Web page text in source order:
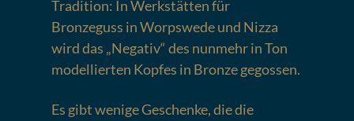
Tradition: In Werkstätten für
Bronzeguss in Worpswede und Nizza
wird das „Negativ“ des nunmehr in Ton
modellierten Kopfes in Bronze gegossen.
Es gibt wenige Geschenke, die die